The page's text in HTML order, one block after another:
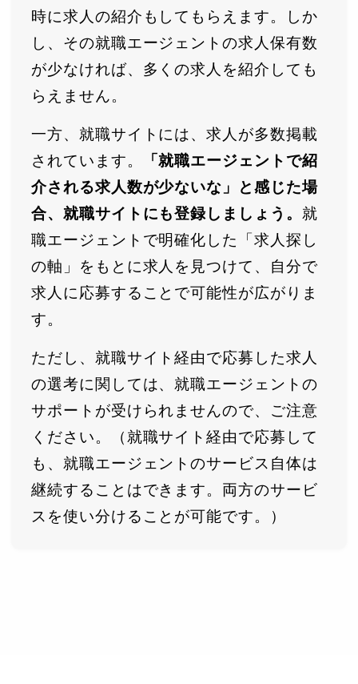
時に求人の紹介もしてもらえます。しか
し、その就職エージェントの求人保有数
が少なければ、多くの求人を紹介しても
らえません。
一方、就職サイトには、求人が多数掲載
されています。
「就職エージェントで紹
介される求人数が少ないな」と感じた場
合、就職サイトにも登録しましょう。 就
職エージェントで明確化した「求人探し
の軸」をもとに求人を見つけて、自分で
求人に応募することで可能性が広がりま
す。
ただし、就職サイト経由で応募した求人
の選考に関しては、就職エージェントの
サポートが受けられませんので、ご注意
ください。（就職サイト経由で応募して
も、就職エージェントのサービス自体は
継続することはできます。両方のサービ
スを使い分けることが可能です。）